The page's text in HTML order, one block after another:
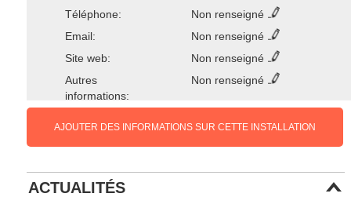
Téléphone:
Non renseigné
Email:
Non renseigné
Site web:
Non renseigné
Autres
informations:
Non renseigné
AJOUTER DES INFORMATIONS SUR CETTE INSTALLATION
ACTUALITÉS